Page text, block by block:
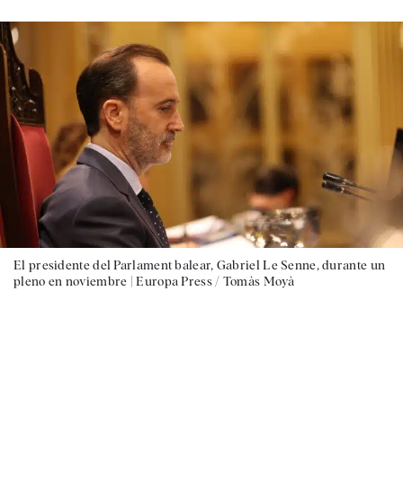
El presidente del Parlament balear, Gabriel Le Senne, durante un
pleno en noviembre |Europa Press / Tomàs Moyà